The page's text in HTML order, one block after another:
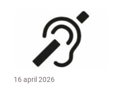
16 april 2026